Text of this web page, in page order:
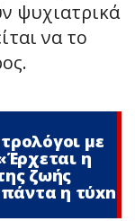
ψυχιατρικά
να το
με
η
ζωής
πάντα η τύxn